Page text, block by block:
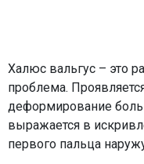
Халюс вальгус – это
проблема.
деформирование
выражается в
первого пальца